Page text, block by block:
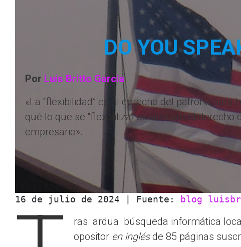
DO YOU
Por Luis Britto García
«La “flexibilidad” es el derecho del patrono
qué lo que se “flexibiliza” es siempre el
empresario».
16 de julio de 2024 | Fuente: blog
ras ardua búsqueda informática
opositor en inglésde 85 páginas